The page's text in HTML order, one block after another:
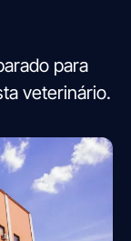
para
veterinário.